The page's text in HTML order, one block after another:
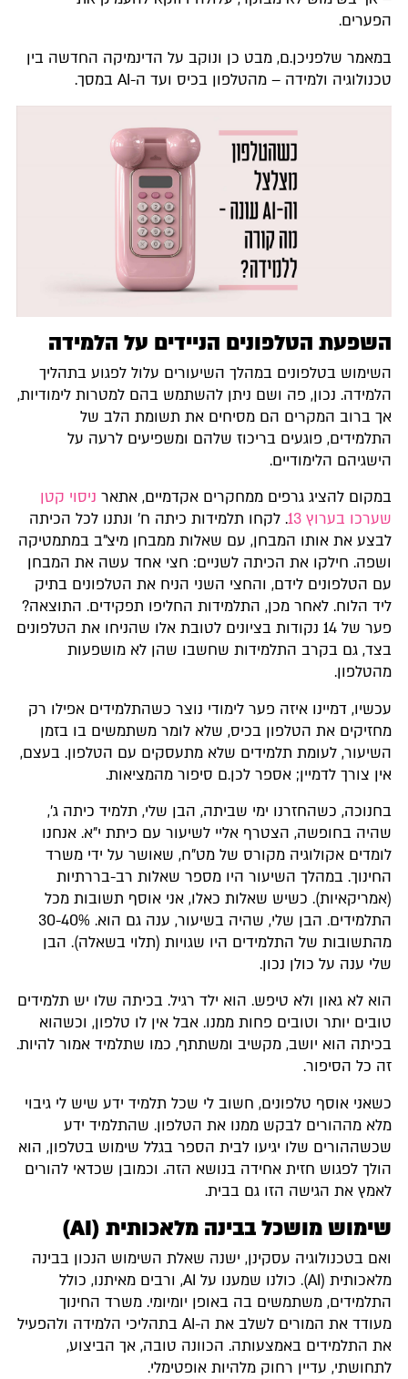
הפערים.
במאמר שלפניכן.ם, מבט כן ונוקב על הדינמיקה החדשה בין
טכנולוגיה ולמידה – מהטלפון בכיס ועד ה-AI במסך.
השפעת הטלפונים הניידים על הלמידה
השימוש בטלפונים במהלך השיעורים עלול לפגוע בתהליך
הלמידה. נכון, פה ושם ניתן להשתמש בהם למטרות לימודיות,
אך ברוב המקרים הם מסיחים את תשומת הלב של
התלמידים, פוגעים בריכוז שלהם ומשפיעים לרעה על
הישגיהם הלימודיים.​
במקום להציג גרפים ממחקרים אקדמיים, אתאר ניסוי קטן
שערכו בערוץ 13
. לקחו תלמידות כיתה ח' ונתנו לכל הכיתה
לבצע את אותו המבחן, עם שאלות ממבחן מיצ"ב במתמטיקה
ושפה. חילקו את הכיתה לשניים: חצי אחד עשה את המבחן
עם הטלפונים לידם, והחצי השני הניח את הטלפונים בתיק
ליד הלוח. לאחר מכן, התלמידות החליפו תפקידים. התוצאה?
פער של 14 נקודות בציונים לטובת אלו שהניחו את הטלפונים
בצד, גם בקרב התלמידות שחשבו שהן לא מושפעות
מהטלפון.​
עכשיו, דמיינו איזה פער לימודי נוצר כשהתלמידים אפילו רק
מחזיקים את הטלפון בכיס, שלא לומר משתמשים בו בזמן
השיעור, לעומת תלמידים שלא מתעסקים עם הטלפון. בעצם,
אין צורך לדמיין; אספר לכן.ם סיפור מהמציאות.​
בחנוכה, כשהחזרנו ימי שביתה, הבן שלי, תלמיד כיתה ג',
שהיה בחופשה, הצטרף אליי לשיעור עם כיתת י"א. אנחנו
לומדים אקולוגיה מקורס של מט"ח, שאושר על ידי משרד
החינוך. במהלך השיעור היו מספר שאלות רב-בררתיות
(אמריקאיות). כשיש שאלות כאלו, אני אוסף תשובות מכל
התלמידים. הבן שלי, שהיה בשיעור, ענה גם הוא. 30-40%
מהתשובות של התלמידים היו שגויות (תלוי בשאלה). הבן
שלי ענה על כולן נכון.​
הוא לא גאון ולא טיפש. הוא ילד רגיל. בכיתה שלו יש תלמידים
טובים יותר וטובים פחות ממנו. אבל אין לו טלפון, וכשהוא
בכיתה הוא יושב, מקשיב ומשתתף, כמו שתלמיד אמור להיות.
זה כל הסיפור.​
כשאני אוסף טלפונים, חשוב לי שכל תלמיד ידע שיש לי גיבוי
מלא מההורים לבקש ממנו את הטלפון. שהתלמיד ידע
שכשההורים שלו יגיעו לבית הספר בגלל שימוש בטלפון, הוא
הולך לפגוש חזית אחידה בנושא הזה.​ וכמובן שכדאי להורים
לאמץ את הגישה הזו גם בבית.
שימוש מושכל בבינה מלאכותית (AI)
ואם בטכנולוגיה עסקינן, ישנה שאלת השימוש הנכון בבינה
מלאכותית (AI). כולנו שמענו על AI, ורבים מאיתנו, כולל
התלמידים, משתמשים בה באופן יומיומי. משרד החינוך
מעודד את המורים לשלב את ה-AI בתהליכי הלמידה ולהפעיל
את התלמידים באמצעותה. הכוונה טובה, אך הביצוע,
לתחושתי, עדיין רחוק מלהיות אופטימלי.​